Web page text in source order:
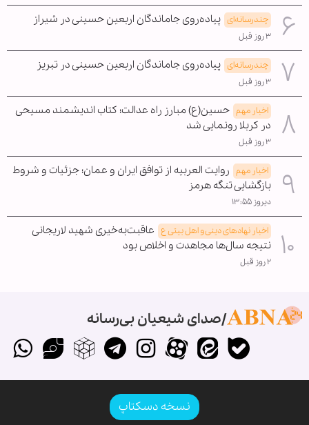
چندرسانه‌ای پیاده‌روی جاماندگان اربعین حسینی در شیراز
۳ روز قبل
چندرسانه‌ای پیاده‌روی جاماندگان اربعین حسینی در تبریز
۳ روز قبل
اخبار مهم حسین(ع) مبارز راه عدالت؛ کتاب اندیشمند مسیحی
در کربلا رونمایی شد
۳ روز قبل
اخبار مهم روایت العربیه از توافق ایران و عمان؛ جزئیات و شروط
بازگشایی تنگه هرمز
دیروز ۱۳:۵۵
اخبار نهادهای دینی و اهل بیتی ع عاقبت‌به‌خیری شهید لاریجانی
نتیجه سال‌ها مجاهدت و اخلاص بود
۲ روز قبل
صدای شیعیان بی‌رسانه
نسخه دسکتاپ